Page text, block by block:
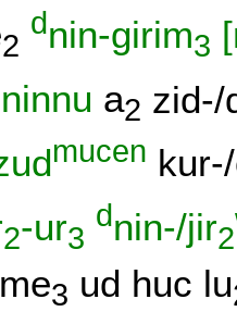
2
dnin-girim3
a2 zid-/
mucen
2-ur3
dnin-/jir2
me3 ud huc lu